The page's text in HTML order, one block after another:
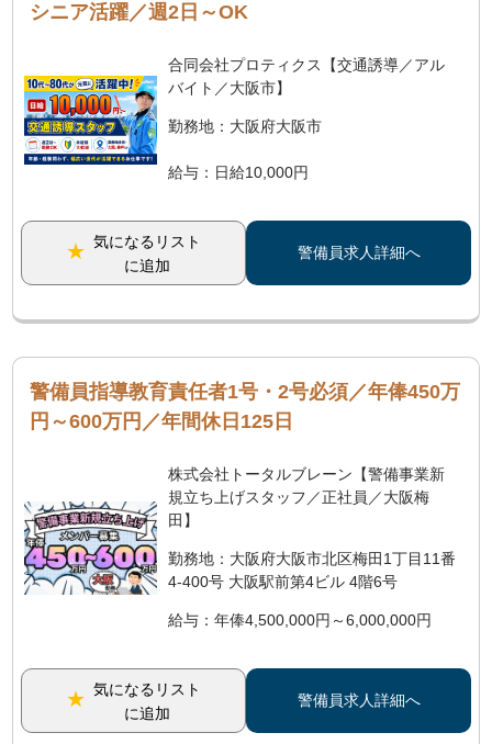
シニア活躍／週2日～OK
合同会社プロティクス【交通誘導／アル
バイト／大阪市】
勤務地：大阪府大阪市
給与：日給10,000円
気になるリスト
に追加
警備員求人詳細へ
警備員指導教育責任者1号・2号必須／年俸450万
円～600万円／年間休日125日
株式会社トータルブレーン【警備事業新
規立ち上げスタッフ／正社員／大阪梅
田】
勤務地：大阪府大阪市北区梅田1丁目11番
4-400号 大阪駅前第4ビル 4階6号
給与：年俸4,500,000円～6,000,000円
気になるリスト
に追加
警備員求人詳細へ